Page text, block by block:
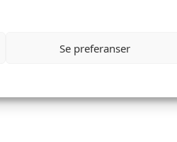
Se preferanser